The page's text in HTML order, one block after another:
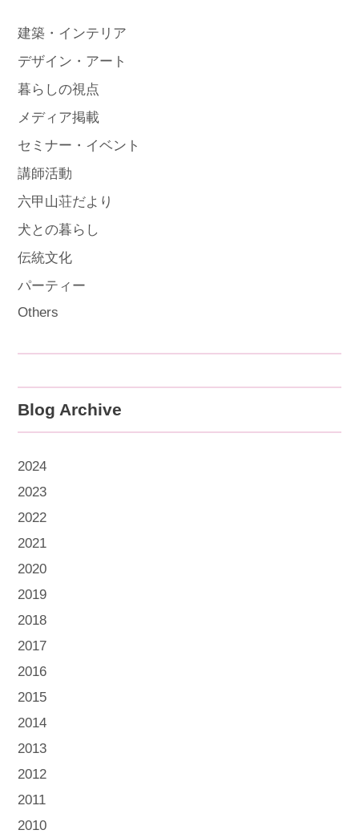
建築・インテリア
デザイン・アート
暮らしの視点
メディア掲載
セミナー・イベント
講師活動
六甲山荘だより
犬との暮らし
伝統文化
パーティー
Others
Blog Archive
2024
2023
2022
2021
2020
2019
2018
2017
2016
2015
2014
2013
2012
2011
2010